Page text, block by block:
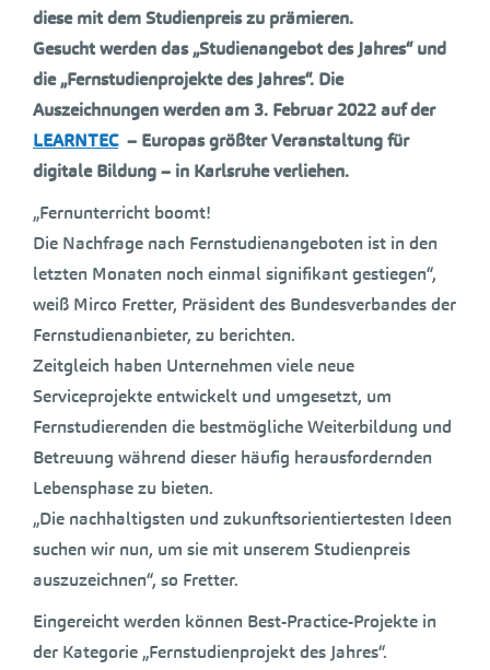
diese mit dem Studienpreis zu prämieren.
Gesucht werden das „Studienangebot des Jahres“ und
die „Fernstudienprojekte des Jahres“. Die
Auszeichnungen werden am 3. Februar 2022 auf der
LEARNTEC– Europas größter Veranstaltung für
digitale Bildung – in Karlsruhe verliehen.
„Fernunterricht boomt!
Die Nachfrage nach Fernstudienangeboten ist in den
letzten Monaten noch einmal signifikant gestiegen“,
weiß Mirco Fretter, Präsident des Bundesverbandes der
Fernstudienanbieter, zu berichten.
Zeitgleich haben Unternehmen viele neue
Serviceprojekte entwickelt und umgesetzt, um
Fernstudierenden die bestmögliche Weiterbildung und
Betreuung während dieser häufig herausfordernden
Lebensphase zu bieten.
„Die nachhaltigsten und zukunftsorientiertesten Ideen
suchen wir nun, um sie mit unserem Studienpreis
auszuzeichnen“, so Fretter.
Eingereicht werden können Best-Practice-Projekte in
der Kategorie „Fernstudienprojekt des Jahres“.